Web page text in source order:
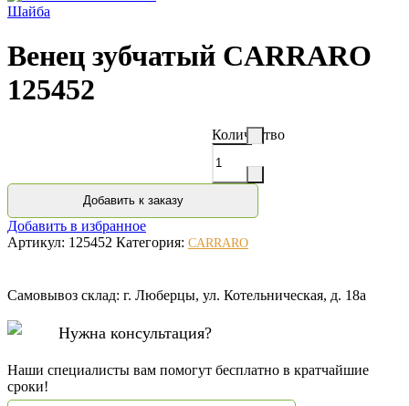
Шайба
Венец зубчатый CARRARO
125452
Количество
Добавить к заказу
Добавить в избранное
Артикул: 125452 Категория: CARRARO
Самовывоз склад: г. Люберцы, ул. Котельническая, д. 18а
Нужна консультация?
Наши специалисты вам помогут бесплатно в кратчайшие
сроки!